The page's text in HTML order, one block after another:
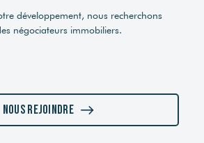
développement, nous recherchons
négociateurs immobiliers.
Nous rejoindre